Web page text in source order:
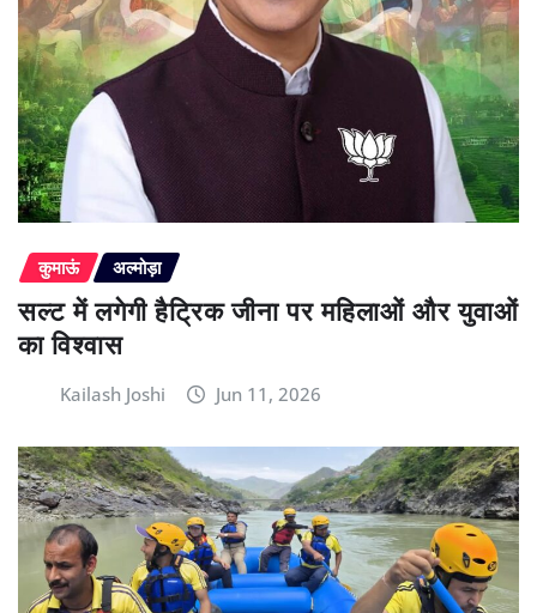
कुमाऊं अल्मोड़ा
सल्ट में लगेगी हैट्रिक जीना पर महिलाओं और युवाओं
का विश्वास
Kailash Joshi Jun 11, 2026